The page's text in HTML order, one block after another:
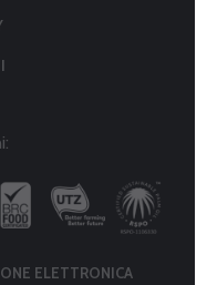
ELETTRONICA